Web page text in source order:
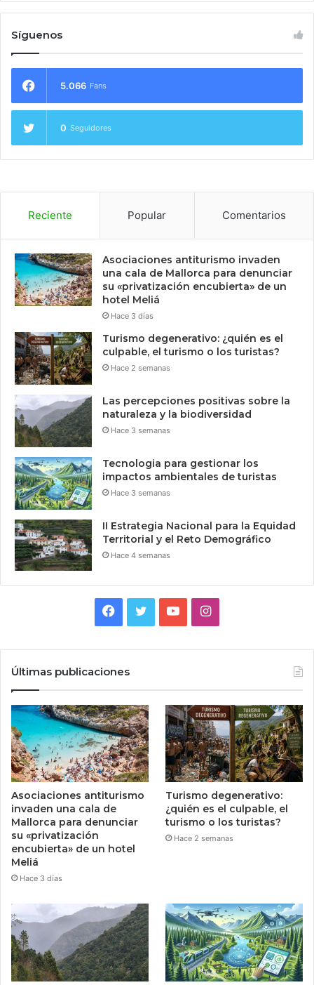
Síguenos
5.066 Fans
0 Seguidores
Reciente Popular Comentarios
Asociaciones antiturismo invaden
una cala de Mallorca para denunciar
su «privatización encubierta» de un
hotel Meliá
Hace 3 días
Turismo degenerativo: ¿quién es el
culpable, el turismo o los turistas?
Hace 2 semanas
Las percepciones positivas sobre la
naturaleza y la biodiversidad
Hace 3 semanas
Tecnologia para gestionar los
impactos ambientales de turistas
Hace 3 semanas
II Estrategia Nacional para la Equidad
Territorial y el Reto Demográfico
Hace 4 semanas
Facebook
TwitterYouTubeInstagram
Últimas publicaciones
Asociaciones antiturismo
invaden una cala de
Mallorca para denunciar
su «privatización
encubierta» de un hotel
Meliá
Hace 3 días
Turismo degenerativo:
¿quién es el culpable, el
turismo o los turistas?
Hace 2 semanas